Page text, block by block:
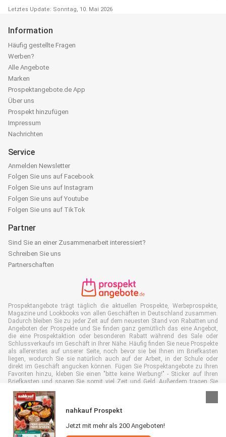
Letztes Update: Sonntag, 10. Mai 2026
nahkauf Prospekt
Jetzt mit mehr als 200 Angeboten!
Information
Häufig gestellte Fragen
Werben?
Alle Angebote
Marken
Prospektangebote.de App
Über uns
Prospekt hinzufügen
Impressum
Nachrichten
Service
Anmelden Newsletter
Folgen Sie uns auf Facebook
Folgen Sie uns auf Instagram
Folgen Sie uns auf Youtube
Folgen Sie uns auf TikTok
Partner
Sind Sie an einer Zusammenarbeit interessiert?
Schreiben Sie uns
Partnerschaften
Prospektangebote trägt täglich die aktuellen Prospekte, Werbeprospekte,
Magazine und Lookbooks von allen Geschäften in Deutschland zusammen.
Dadurch bleiben Sie zu jeder Zeit auf dem neuesten Stand von Rabatten und
Angeboten der Prospekte und Sie finden ganz gemütlich das eine Angebot,
die eine Prospektaktion oder besonderen Rabatt während des Sale oder
Schlussverkaufs im Geschäft in Ihrer Nähe. Häufig finden Sie neue Prospekte
als allererstes auf unserer Seite, noch bevor sie bei Ihnen im Briefkasten
liegen, wodurch Sie sie natürlich auch auf der Arbeit, in der Schule oder
direkt im Geschäft angucken können. Fügen Sie Prospektangebote zu Ihren
Favoriten hinzu, kleben Sie einen "bitte keine Werbung!" - Sticker auf Ihren
Briefkasten und sparen Sie somit viel Zeit und Geld. Außerdem tragen Sie
ist.